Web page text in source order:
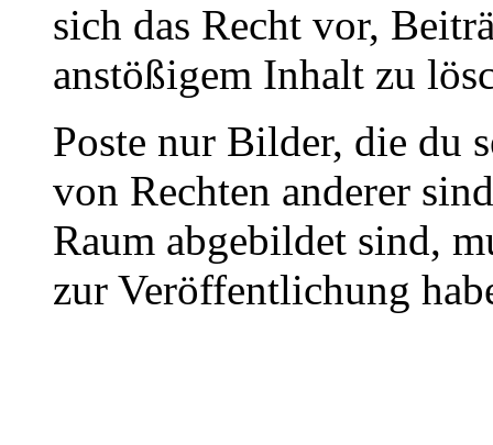
sich das Recht vor,
anstößigem Inhalt zu
Poste nur Bilder, die du
von Rechten anderer
Raum abgebildet sind,
zur Veröffentlichung